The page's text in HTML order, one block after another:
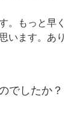
。もっと早く
います。あり
でしたか？